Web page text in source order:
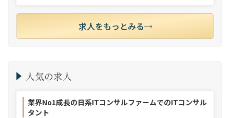
求人をもっとみる
人気の求人
業界No1成長の日系ITコンサルファームでのITコンサル
タント